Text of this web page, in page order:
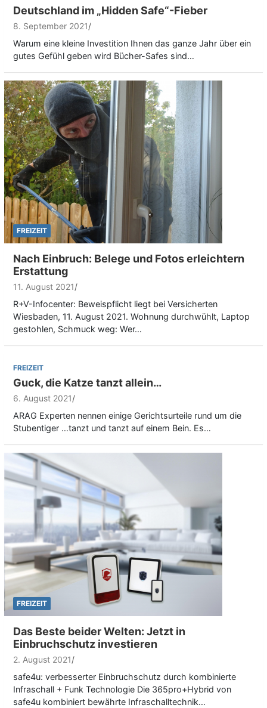
Deutschland im „Hidden Safe“-Fieber
8. September 2021
Warum eine kleine Investition Ihnen das ganze Jahr über ein
gutes Gefühl geben wird Bücher-Safes sind…
FREIZEIT
Nach Einbruch: Belege und Fotos erleichtern
Erstattung
11. August 2021
R+V-Infocenter: Beweispflicht liegt bei Versicherten
Wiesbaden, 11. August 2021. Wohnung durchwühlt, Laptop
gestohlen, Schmuck weg: Wer…
FREIZEIT
Guck, die Katze tanzt allein…
6. August 2021
ARAG Experten nennen einige Gerichtsurteile rund um die
Stubentiger …tanzt und tanzt auf einem Bein. Es…
FREIZEIT
Das Beste beider Welten: Jetzt in
Einbruchschutz investieren
2. August 2021
safe4u: verbesserter Einbruchschutz durch kombinierte
Infraschall + Funk Technologie Die 365pro+Hybrid von
safe4u kombiniert bewährte Infraschalltechnik…